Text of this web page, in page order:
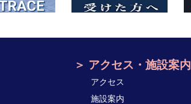
アクセス・施設案内
アクセス
施設案内